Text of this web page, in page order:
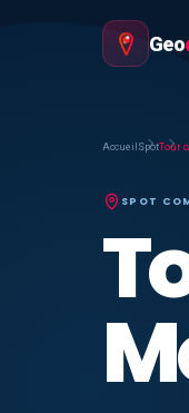
Geo
Accueil SpotTour
SPOT